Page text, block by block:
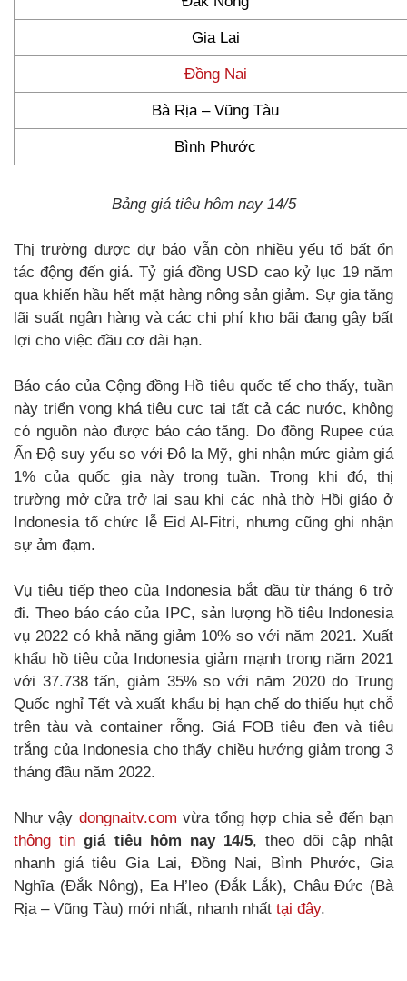
Gia Lai
Đồng Nai
Bà Rịa – Vũng Tàu
Bình Phước
Bảng giá tiêu hôm nay 14/5
Thị trường được dự báo vẫn còn nhiều yếu tố bất ổn
tác động đến giá. Tỷ giá đồng USD cao kỷ lục 19 năm
qua khiến hầu hết mặt hàng nông sản giảm. Sự gia tăng
lãi suất ngân hàng và các chi phí kho bãi đang gây bất
lợi cho việc đầu cơ dài hạn.
Báo cáo của Cộng đồng Hồ tiêu quốc tế cho thấy, tuần
này triển vọng khá tiêu cực tại tất cả các nước, không
có nguồn nào được báo cáo tăng. Do đồng Rupee của
Ấn Độ suy yếu so với Đô la Mỹ, ghi nhận mức giảm giá
1% của quốc gia này trong tuần. Trong khi đó, thị
trường mở cửa trở lại sau khi các nhà thờ Hồi giáo ở
Indonesia tổ chức lễ Eid Al-Fitri, nhưng cũng ghi nhận
sự ảm đạm.
Vụ tiêu tiếp theo của Indonesia bắt đầu từ tháng 6 trở
đi. Theo báo cáo của IPC, sản lượng hồ tiêu Indonesia
vụ 2022 có khả năng giảm 10% so với năm 2021. Xuất
khẩu hồ tiêu của Indonesia giảm mạnh trong năm 2021
với 37.738 tấn, giảm 35% so với năm 2020 do Trung
Quốc nghỉ Tết và xuất khẩu bị hạn chế do thiếu hụt chỗ
trên tàu và container rỗng. Giá FOB tiêu đen và tiêu
trắng của Indonesia cho thấy chiều hướng giảm trong 3
tháng đầu năm 2022.
Như vậy dongnaitv.com vừa tổng hợp chia sẻ đến bạn
thông tin giá tiêu hôm nay 14/5, theo dõi cập nhật
nhanh giá tiêu Gia Lai, Đồng Nai, Bình Phước, Gia
Nghĩa (Đắk Nông), Ea H’leo (Đắk Lắk), Châu Đức (Bà
Rịa – Vũng Tàu) mới nhất, nhanh nhất tại đây.